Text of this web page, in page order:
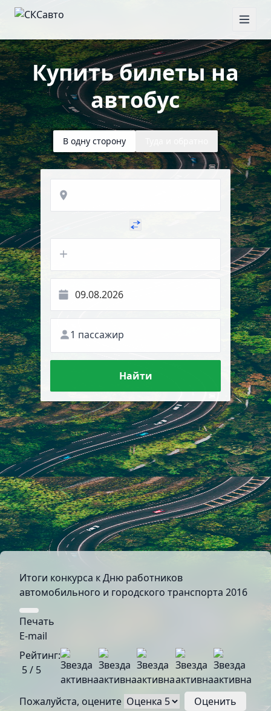
Купить билеты на
автобус
В одну сторону
1 пассажир
Найти
Итоги конкурса к Дню работников
автомобильного и городского транспорта 2016
Печать
E-mail
Рейтинг:
5/ 5
Пожалуйста, оцените